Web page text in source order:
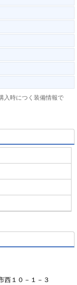
入時につく装備情報で
西１０－１－３